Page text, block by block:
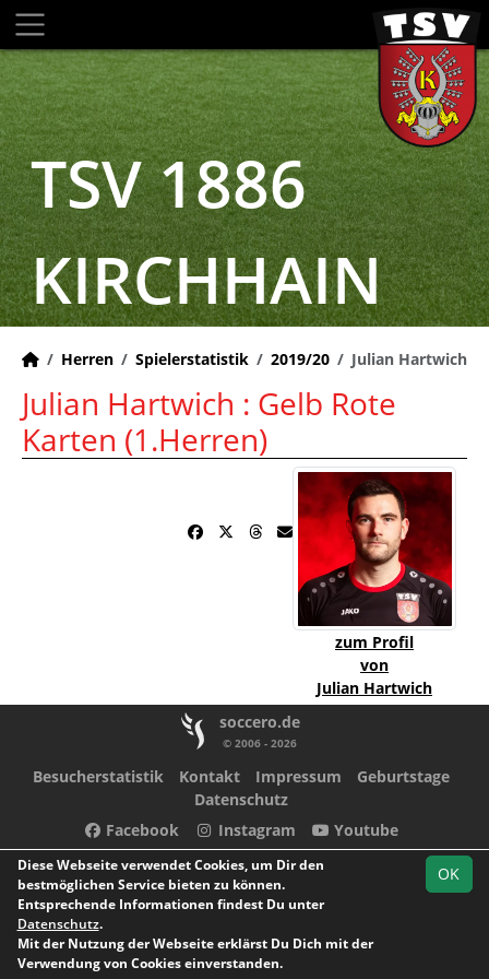
TSV 1886
KIRCHHAIN
Herren Spielerstatistik 2019/20 Julian Hartwich
Julian Hartwich : Gelb Rote
Karten (1.Herren)
zum Profil
von
Julian Hartwich
soccero.de
© 2006 - 2026
Besucherstatistik Kontakt Impressum
Geburtstage
Datenschutz
Facebook
Instagram Youtube
OK
Diese Webseite verwendet Cookies, um Dir den
bestmöglichen Service bieten zu können.
Entsprechende Informationen findest Du unter
Datenschutz.
Mit der Nutzung der Webseite erklärst Du Dich mit der
Verwendung von Cookies einverstanden.